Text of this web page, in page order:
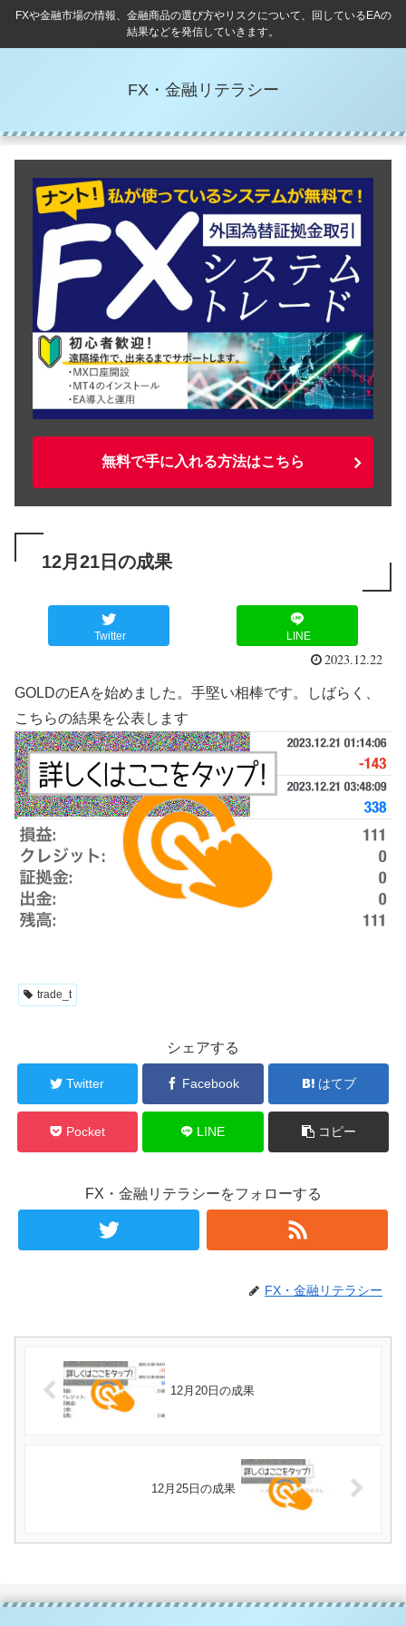
FXや金融市場の情報、金融商品の選び方やリスクについて、回しているEAの
結果などを発信していきます。
FX・金融リテラシー
無料で手に入れる方法はこちら
12月21日の成果
Twitter LINE
2023.12.22
GOLDのEAを始めました。手堅い相棒です。しばらく、
こちらの結果を公表します
trade_t
シェアする
Twitter Facebook はてブ
Pocket LINE コピー
FX・金融リテラシーをフォローする
FX・金融リテラシー
12月20日の成果
12月25日の成果